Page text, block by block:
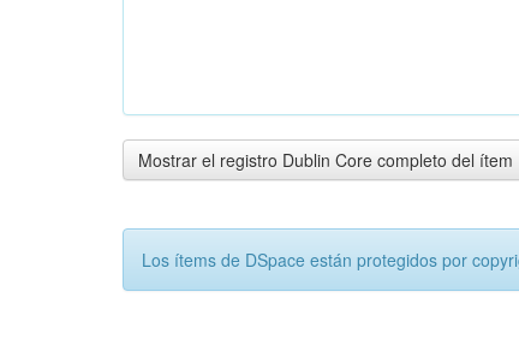
Mostrar el registro Dublin Core completo del ítem
Los ítems de DSpace están protegidos por